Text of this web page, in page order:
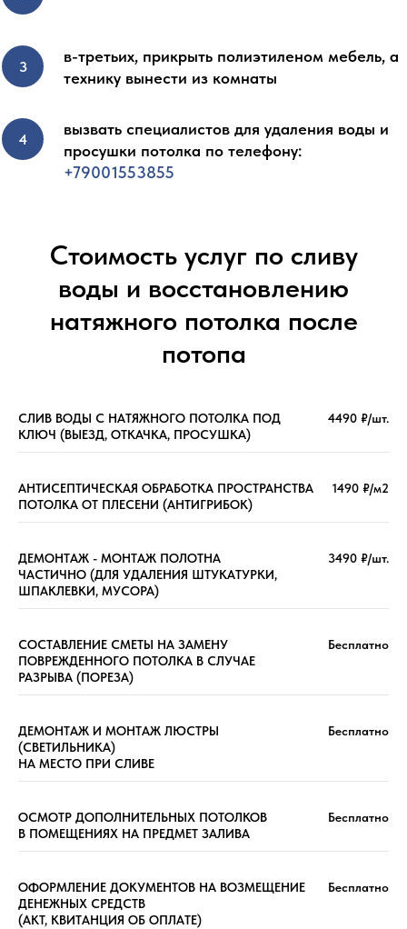
в-третьих, прикрыть полиэтиленом мебель, а
технику вынести из комнаты
вызвать специалистов для удаления воды и
просушки потолка по телефону:
+79001553855
Стоимость услуг по сливу
воды и восстановлению
натяжного потолка после
потопа
СЛИВ ВОДЫ С НАТЯЖНОГО ПОТОЛКА ПОД
КЛЮЧ (ВЫЕЗД, ОТКАЧКА, ПРОСУШКА)
4490 ₽/шт.
АНТИСЕПТИЧЕСКАЯ ОБРАБОТКА ПРОСТРАНСТВА
ПОТОЛКА ОТ ПЛЕСЕНИ (АНТИГРИБОК)
1490 ₽/м2
ДЕМОНТАЖ - МОНТАЖ ПОЛОТНА
ЧАСТИЧНО (ДЛЯ УДАЛЕНИЯ ШТУКАТУРКИ,
ШПАКЛЕВКИ, МУСОРА)
3490 ₽/шт.
СОСТАВЛЕНИЕ СМЕТЫ НА ЗАМЕНУ
ПОВРЕЖДЕННОГО ПОТОЛКА В СЛУЧАЕ
РАЗРЫВА (ПОРЕЗА)
Бесплатно
ДЕМОНТАЖ И МОНТАЖ ЛЮСТРЫ
(СВЕТИЛЬНИКА)
НА МЕСТО ПРИ СЛИВЕ
Бесплатно
ОСМОТР ДОПОЛНИТЕЛЬНЫХ ПОТОЛКОВ
В ПОМЕЩЕНИЯХ НА ПРЕДМЕТ ЗАЛИВА
Бесплатно
ОФОРМЛЕНИЕ ДОКУМЕНТОВ НА ВОЗМЕЩЕНИЕ
ДЕНЕЖНЫХ СРЕДСТВ
(АКТ, КВИТАНЦИЯ ОБ ОПЛАТЕ)
Бесплатно